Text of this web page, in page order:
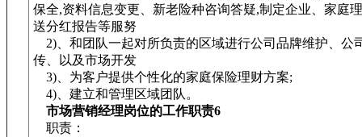
保全,资料信息变更、新老险种咨询答疑,制定企业、家庭
送分红报告等服努
2)、和团队一起对所负责的区域进行公司品牌维护、公
传、以及市场开发
3)、为客户提供个性化的家庭保险理财方案;
4)、建立和管理区域团队。
市场营销经理岗位的工作职责6
职责：